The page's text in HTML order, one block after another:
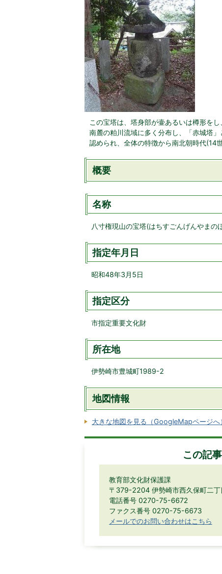
この宝塔は、塔身部が壷あるいは樽形を
南麓の粕川流域に多く分布し、「赤城塔
認められ、全体の特徴から南北朝時代(14
概要
名称
八寸権現山の宝塔(はちすごんげんやまの
指定年月日
昭和48年3月5日
指定区分
市指定重要文化財
所在地
伊勢崎市豊城町1989-2
地図情報
大きな地図を見る（GoogleMapページへ
この記
教育部文化財保護課
〒379-2204 伊勢崎市西久保町二丁
電話番号 0270-75-6672
ファクス番号 0270-75-6673
メールでのお問い合わせはこちら